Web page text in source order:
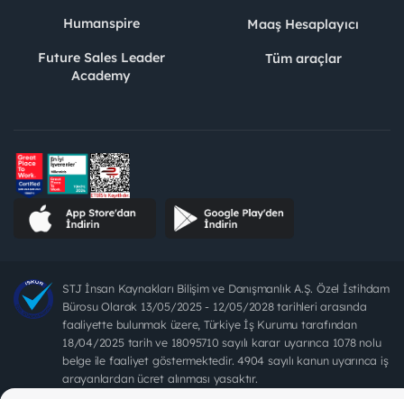
Humanspire
Future Sales Leader
Academy
Maaş Hesaplayıcı
Tüm araçlar
STJ İnsan Kaynakları Bilişim ve Danışmanlık A.Ş. Özel İstihdam
Bürosu Olarak 13/05/2025 - 12/05/2028 tarihleri arasında
faaliyette bulunmak üzere, Türkiye İş Kurumu tarafından
18/04/2025 tarih ve 18095710 sayılı karar uyarınca 1078 nolu
belge ile faaliyet göstermektedir. 4904 sayılı kanun uyarınca iş
arayanlardan ücret alınması yasaktır.